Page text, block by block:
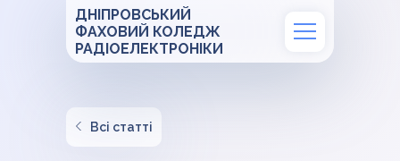
ДНІПРОВСЬКИЙ
ФАХОВИЙ КОЛЕДЖ
РАДІОЕЛЕКТРОНІКИ
Всі статті